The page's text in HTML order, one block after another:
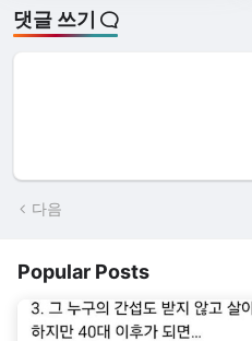
댓글 쓰기
다음
Popular Posts